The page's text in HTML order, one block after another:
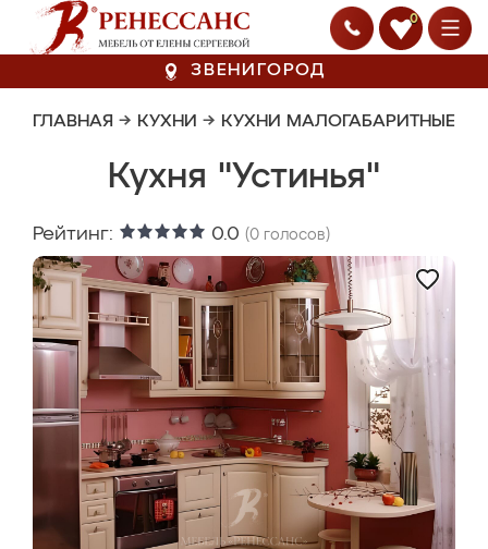
0
ЗВЕНИГОРОД
ГЛАВНАЯ → КУХНИ → КУХНИ МАЛОГАБАРИТНЫЕ
Кухня "Устинья"
Рейтинг: 0.0 (0 голосов)